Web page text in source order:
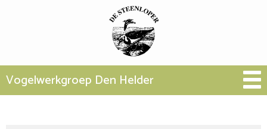
Vogelwerkgroep Den Helder